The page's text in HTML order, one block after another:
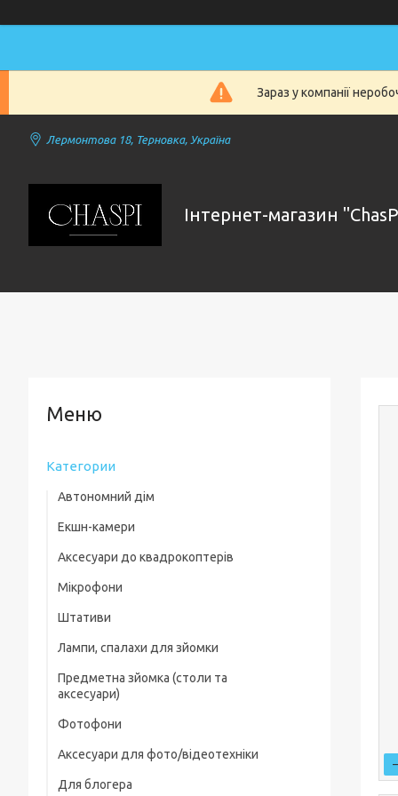
Зараз у компанії
Лермонтова 18, Терновка, Україна
Інтернет-магазин
Категории
Автономний дім
Екшн-камери
Аксесуари до квадрокоптерів
Комплектуючі для квадрокоптерів
Кейси для квадрокоптерів
Фільтри, лінзи
Пропелери та захист
Зарядні пристрої
Скидання вантажу
Мікрофони
Штативи
Лампи, спалахи для зйомки
Предметна зйомка (столи та
аксесуари)
Предметні столи
Лайткуби (фотобокси)
Аксесуари для предметного знімання
Фотофони
Аксесуари для фото/відеотехніки
Фільтри, лінзи
Для блогера